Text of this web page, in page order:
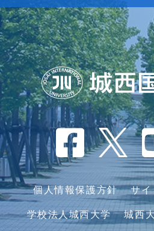
個人情報保護方針 サイ
学校法人城西大学 城西